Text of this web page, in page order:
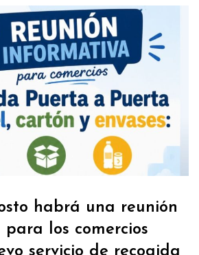
habrá una reunión
los comercios